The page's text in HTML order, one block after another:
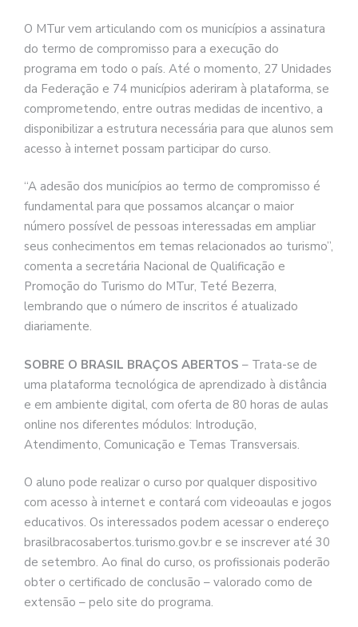
O MTur vem articulando com os municípios a assinatura
do termo de compromisso para a execução do
programa em todo o país. Até o momento, 27 Unidades
da Federação e 74 municípios aderiram à plataforma, se
comprometendo, entre outras medidas de incentivo, a
disponibilizar a estrutura necessária para que alunos sem
acesso à internet possam participar do curso.
“A adesão dos municípios ao termo de compromisso é
fundamental para que possamos alcançar o maior
número possível de pessoas interessadas em ampliar
seus conhecimentos em temas relacionados ao turismo”,
comenta a secretária Nacional de Qualificação e
Promoção do Turismo do MTur, Teté Bezerra,
lembrando que o número de inscritos é atualizado
diariamente.
SOBRE O BRASIL BRAÇOS ABERTOS – Trata-se de
uma plataforma tecnológica de aprendizado à distância
e em ambiente digital, com oferta de 80 horas de aulas
online nos diferentes módulos: Introdução,
Atendimento, Comunicação e Temas Transversais.
O aluno pode realizar o curso por qualquer dispositivo
com acesso à internet e contará com videoaulas e jogos
educativos. Os interessados podem acessar o endereço
brasilbracosabertos.turismo.gov.br e se inscrever até 30
de setembro. Ao final do curso, os profissionais poderão
obter o certificado de conclusão – valorado como de
extensão – pelo site do programa.